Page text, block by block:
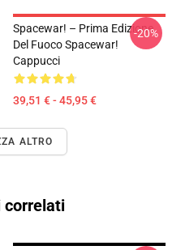
Spacewar! – Prima Edizione
Del Fuoco Spacewar!
Cappucci
39,51 € - 45,95 €
-20%
ALTRO
correlati